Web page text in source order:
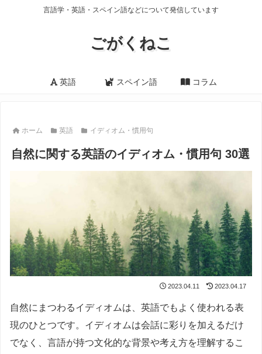
言語学・英語・スペイン語などについて発信しています
ごがくねこ
英語 スペイン語 コラム
ホーム 英語 イディオム・慣用句
自然に関する英語のイディオム・慣用句 30選
2023.04.11 2023.04.17
自然にまつわるイディオムは、英語でもよく使われる表
現のひとつです。イディオムは会話に彩りを加えるだけ
でなく、言語が持つ文化的な背景や考え方を理解するこ